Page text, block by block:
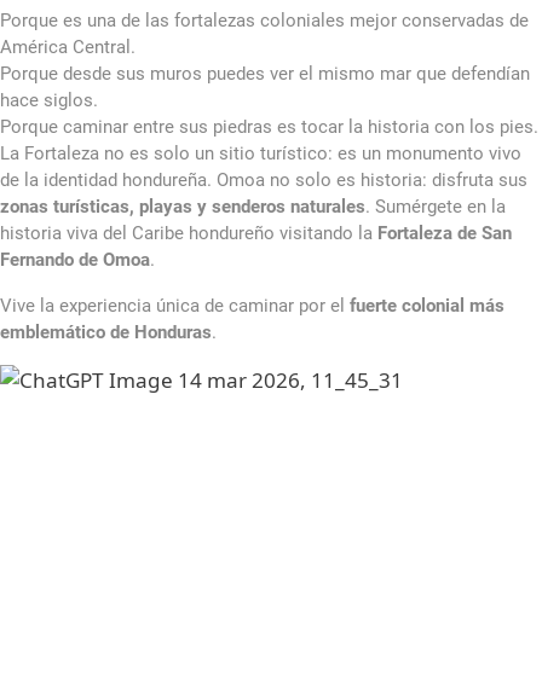
Porque es una de las fortalezas coloniales mejor conservadas de
América Central.
Porque desde sus muros puedes ver el mismo mar que defendían
hace siglos.
Porque caminar entre sus piedras es tocar la historia con los pies.
La Fortaleza no es solo un sitio turístico: es un monumento vivo
de la identidad hondureña. Omoa no solo es historia: disfruta sus
zonas turísticas, playas y senderos naturales. Sumérgete en la
historia viva del Caribe hondureño visitando la Fortaleza de San
Fernando de Omoa.
Vive la experiencia única de caminar por el fuerte colonial más
emblemático de Honduras.